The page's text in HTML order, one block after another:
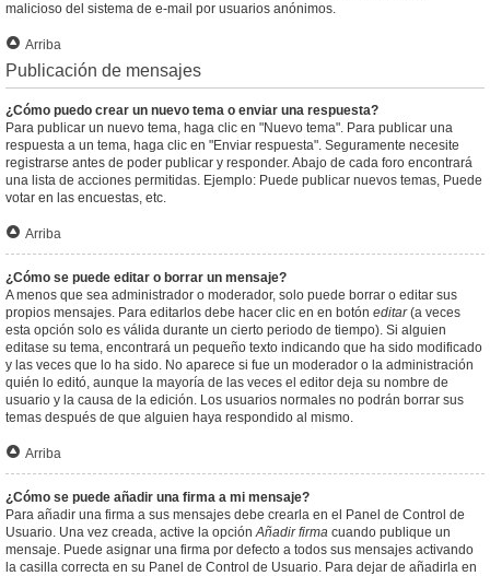
malicioso del sistema de e-mail por usuarios anónimos.
Arriba
Publicación de mensajes
¿Cómo puedo crear un nuevo tema o enviar una respuesta?
Para publicar un nuevo tema, haga clic en "Nuevo tema". Para publicar una
respuesta a un tema, haga clic en "Enviar respuesta". Seguramente necesite
registrarse antes de poder publicar y responder. Abajo de cada foro encontrará
una lista de acciones permitidas. Ejemplo: Puede publicar nuevos temas, Puede
votar en las encuestas, etc.
Arriba
¿Cómo se puede editar o borrar un mensaje?
A menos que sea administrador o moderador, solo puede borrar o editar sus
propios mensajes. Para editarlos debe hacer clic en en botón editar(a veces
esta opción solo es válida durante un cierto periodo de tiempo). Si alguien
editase su tema, encontrará un pequeño texto indicando que ha sido modificado
y las veces que lo ha sido. No aparece si fue un moderador o la administración
quién lo editó, aunque la mayoría de las veces el editor deja su nombre de
usuario y la causa de la edición. Los usuarios normales no podrán borrar sus
temas después de que alguien haya respondido al mismo.
Arriba
¿Cómo se puede añadir una firma a mi mensaje?
Para añadir una firma a sus mensajes debe crearla en el Panel de Control de
Usuario. Una vez creada, active la opciónAñadir firma cuando publique un
mensaje. Puede asignar una firma por defecto a todos sus mensajes activando
la casilla correcta en su Panel de Control de Usuario. Para dejar de añadirla en